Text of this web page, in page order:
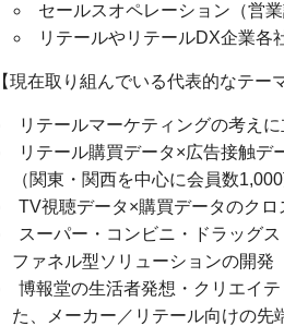
セールスオペレーション（営
リテールやリテールDX企業
【現在取り組んでいる代表的なテー
リテールマーケティングの考え
リテール購買データ×広告接触デ
（関東・関西を中心に会員数
TV視聴データ×購買データのク
スーパー・コンビニ・ドラッグ
ファネル型ソリューションの開発
博報堂の生活者発想・クリエイ
た、メーカー／リテール向けの先